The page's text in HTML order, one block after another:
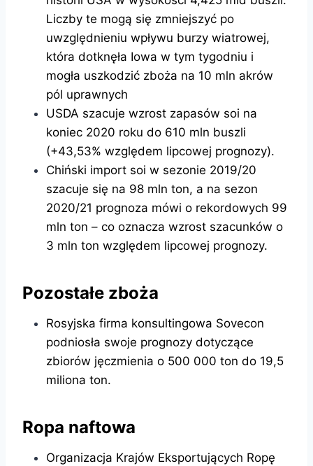
Liczby te mogą się zmniejszyć po
uwzględnieniu wpływu burzy wiatrowej,
która dotknęła Iowa w tym tygodniu i
mogła uszkodzić zboża na 10 mln akrów
pól uprawnych
USDA szacuje wzrost zapasów soi na
koniec 2020 roku do 610 mln buszli
(+43,53% względem lipcowej prognozy).
Chiński import soi w sezonie 2019/20
szacuje się na 98 mln ton, a na sezon
2020/21 prognoza mówi o rekordowych 99
mln ton – co oznacza wzrost szacunków o
3 mln ton względem lipcowej prognozy.
Pozostałe zboża
Rosyjska firma konsultingowa Sovecon
podniosła swoje prognozy dotyczące
zbiorów jęczmienia o 500 000 ton do 19,5
miliona ton.
Ropa naftowa
Organizacja Krajów Eksportujących Ropę